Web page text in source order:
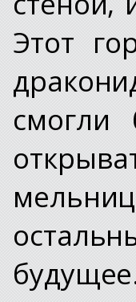
Этот
смогли